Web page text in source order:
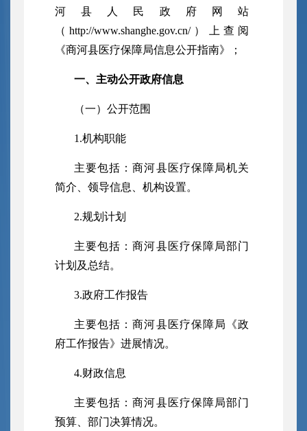
河县人民政府网站
（http://www.shanghe.gov.cn/）上查阅
《商河县医疗保障局信息公开指南》；
一、主动公开政府信息
（一）公开范围
1.机构职能
主要包括：商河县医疗保障局机关
简介、领导信息、机构设置。
2.规划计划
主要包括：商河县医疗保障局部门
计划及总结。
3.政府工作报告
主要包括：商河县医疗保障局《政
府工作报告》进展情况。
4.财政信息
主要包括：商河县医疗保障局部门
预算、部门决算情况。